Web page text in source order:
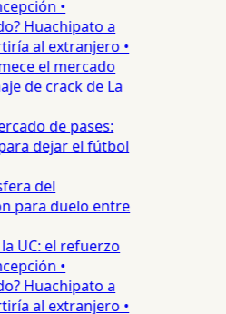
•
Huachipato a
al extranjero •
el mercado
de crack de La
de pases:
dejar el fútbol
del
para duelo entre
UC: el refuerzo
•
Huachipato a
al extranjero •